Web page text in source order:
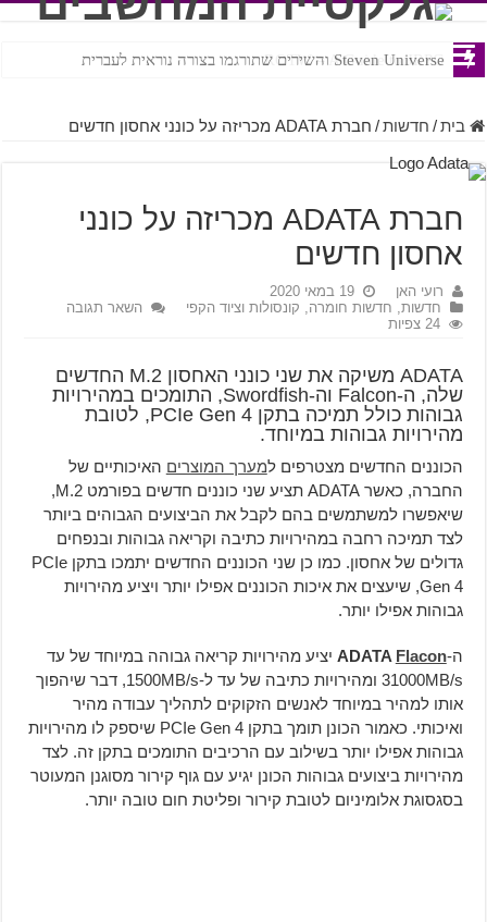
Steven Universe והשירים שתורגמו בצורה נוראית לעברית
ROTW – A Guide to JRPG
בית / חדשות / חברת ADATA מכריזה על כונני אחסון חדשים
חברת ADATA מכריזה על כונני
אחסון חדשים
רועי האן
19 במאי 2020
חדשות, חדשות חומרה, קונסולות וציוד הקפי
השאר תגובה
24 צפיות
ADATA משיקה את שני כונני האחסון M.2 החדשים
שלה, ה-Falcon וה-Swordfish, התומכים במהירויות
גבוהות כולל תמיכה בתקן PCIe Gen 4, לטובת
מהירויות גבוהות במיוחד.
הכוננים החדשים מצטרפים למערך המוצריםהאיכותיים של
החברה, כאשר ADATA תציע שני כוננים חדשים בפורמט M.2,
שיאפשרו למשתמשים בהם לקבל את הביצועים הגבוהים ביותר
לצד תמיכה רחבה במהירויות כתיבה וקריאה גבוהות ובנפחים
גדולים של אחסון. כמו כן שני הכוננים החדשים יתמכו בתקן PCIe
Gen 4, שיעצים את איכות הכוננים אפילו יותר ויציע מהירויות
גבוהות אפילו יותר.
ה- ADATAFlacon
יציע מהירויות קריאה גבוהה במיוחד של עד
31000MB/s ומהירויות כתיבה של עד ל-1500MB/s, דבר שיהפוך
אותו למהיר במיוחד לאנשים הזקוקים לתהליך עבודה מהיר
ואיכותי. כאמור הכונן תומך בתקן PCIe Gen 4 שיספק לו מהירויות
גבוהות אפילו יותר בשילוב עם הרכיבים התומכים בתקן זה. לצד
מהירויות ביצועים גבוהות הכונן יגיע עם גוף קירור מסוגנן המעוטר
בסגסוגת אלומיניום לטובת קירור ופליטת חום טובה יותר.